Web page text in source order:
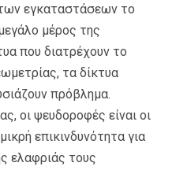
εγκαταστάσεων το
μέρος της
που διατρέχουν το
τα δίκτυα
πρόβλημα.
οι ψευδοροφές είναι οι
επικινδυνότητα για
ελαφριάς τους